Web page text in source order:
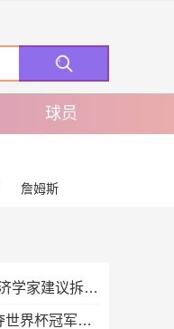
球员
詹姆斯
全红婵8万元雕像惹争议！经济学家建议拆除，陈芋汐的话终于有人信了 【来源搜狐体育】
41岁滑雪传奇女将时隔七年夺世界杯冠军破纪录 曾和老虎伍兹公开交往两年【来源新浪体育】